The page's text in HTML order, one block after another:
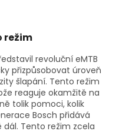
režim
revoluční eMTB
přizpůsobovat úroveň
šlapání. Tento režim
reaguje okamžitě na
tolik pomoci, kolik
Bosch přidává
Tento režim zcela